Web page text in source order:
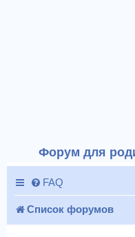
Форум для
FAQ
Список форумов